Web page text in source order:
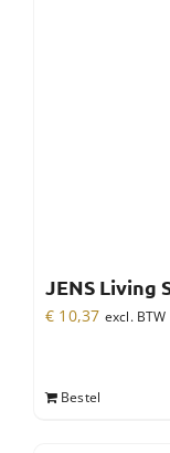
JENS Living
€ 10,37 excl. BTW
Bestel